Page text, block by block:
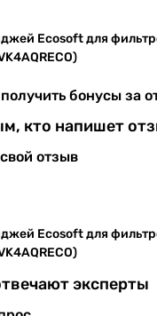
Ecosoft для
бонусы за
кто напишет
отзыв
Ecosoft для
эксперты